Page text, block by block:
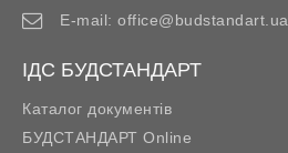
E-mail: office@budstandart.ua
ІДС БУДСТАНДАРТ
Каталог документів
БУДСТАНДАРТ Online